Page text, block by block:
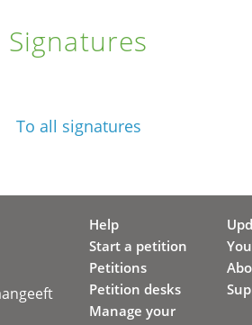
Signatures
To all signatures
Help
Start a petition
Petitions
Petition desks
Manage your